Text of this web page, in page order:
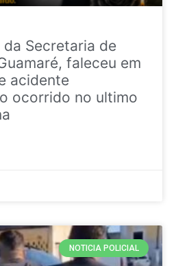
Secretaria de
faleceu em
acidente
ocorrido no ultimo
NOTICIA POLICIAL